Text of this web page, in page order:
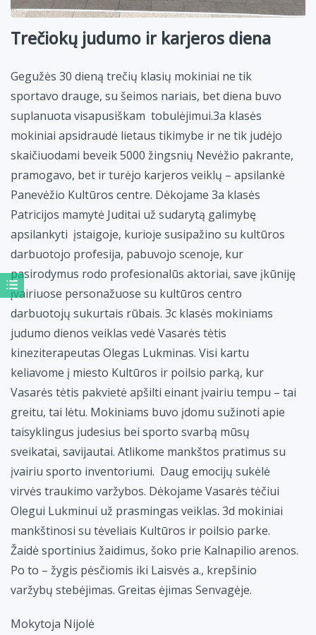
Trečiokų judumo ir karjeros diena
Gegužės 30 dieną trečių klasių mokiniai ne tik
sportavo drauge, su šeimos nariais, bet diena buvo
suplanuota visapusiškam tobulėjimui.3a klasės
mokiniai apsidraudė lietaus tikimybe ir ne tik judėjo
skaičiuodami beveik 5000 žingsnių Nevėžio pakrante,
pramogavo, bet ir turėjo karjeros veiklų – apsilankė
Panevėžio Kultūros centre. Dėkojame 3a klasės
Patricijos mamytė Juditai už sudarytą galimybę
apsilankyti įstaigoje, kurioje susipažino su kultūros
darbuotojo profesija, pabuvojo scenoje, kur
pasirodymus rodo profesionalūs aktoriai, save įkūniję
įvairiuose personažuose su kultūros centro
darbuotojų sukurtais rūbais. 3c klasės mokiniams
judumo dienos veiklas vedė Vasarės tėtis
kineziterapeutas Olegas Lukminas. Visi kartu
keliavome į miesto Kultūros ir poilsio parką, kur
Vasarės tėtis pakvietė apšilti einant įvairiu tempu – tai
greitu, tai lėtu. Mokiniams buvo įdomu sužinoti apie
taisyklingus judesius bei sporto svarbą mūsų
sveikatai, savijautai. Atlikome mankštos pratimus su
įvairiu sporto inventoriumi. Daug emocijų sukėlė
virvės traukimo varžybos. Dėkojame Vasarės tėčiui
Olegui Lukminui už prasmingas veiklas. 3d mokiniai
mankštinosi su tėveliais Kultūros ir poilsio parke.
Žaidė sportinius žaidimus, šoko prie Kalnapilio arenos.
Po to – žygis pėsčiomis iki Laisvės a., krepšinio
varžybų stebėjimas. Greitas ėjimas Senvagėje.
Mokytoja Nijolė